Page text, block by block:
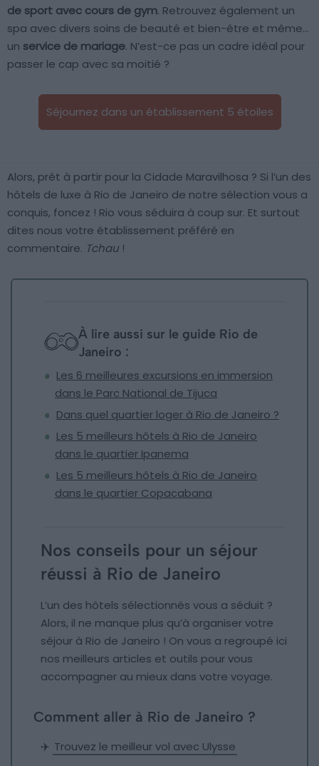
de sport avec cours de gym. Retrouvez également un
spa avec divers soins de beauté et bien-être et même…
un service de mariage. N’est-ce pas un cadre idéal pour
passer le cap avec sa moitié ?
Séjournez dans un établissement 5 étoiles
Alors, prêt à partir pour la Cidade Maravilhosa ? Si l’un des
hôtels de luxe à Rio de Janeiro de notre sélection vous a
conquis, foncez ! Rio vous séduira à coup sur. Et surtout
dites nous votre établissement préféré en
commentaire. Tchau !
À lire aussi sur le guide Rio de
Janeiro :
Les 6 meilleures excursions en immersion
dans le Parc National de Tijuca
Dans quel quartier loger à Rio de Janeiro ?
Les 5 meilleurs hôtels à Rio de Janeiro
dans le quartier Ipanema
Les 5 meilleurs hôtels à Rio de Janeiro
dans le quartier Copacabana
Nos conseils pour un séjour
réussi à Rio de Janeiro
L’un des hôtels sélectionnés vous a séduit ?
Alors, il ne manque plus qu’à organiser votre
séjour à Rio de Janeiro ! On vous a regroupé ici
nos meilleurs articles et outils pour vous
accompagner au mieux dans votre voyage.
Comment aller à Rio de Janeiro ?
✈️ Trouvez le meilleur vol avec Ulysse